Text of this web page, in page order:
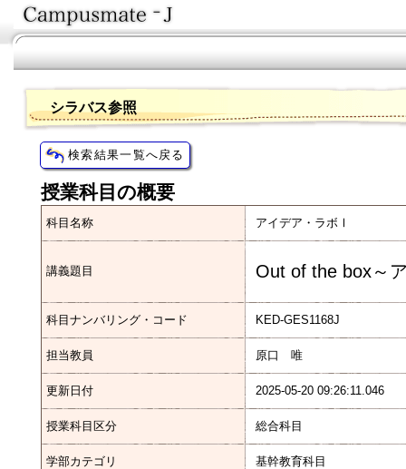
シラバス参照
授業科目の概要
科目名称 アイデア・ラボⅠ
講義題目 Out of the box～
科目ナンバリング・コード KED-GES1168J
担当教員 原口 唯
更新日付 2025-05-20 09:26:11.046
授業科目区分 総合科目
学部カテゴリ 基幹教育科目